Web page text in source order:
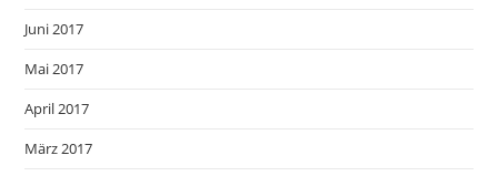
Juni 2017
Mai 2017
April 2017
März 2017